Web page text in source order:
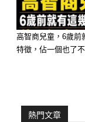
心。從此
界。
高智商兒童，6歲前
特徵，佔一個也了不
熱門文章